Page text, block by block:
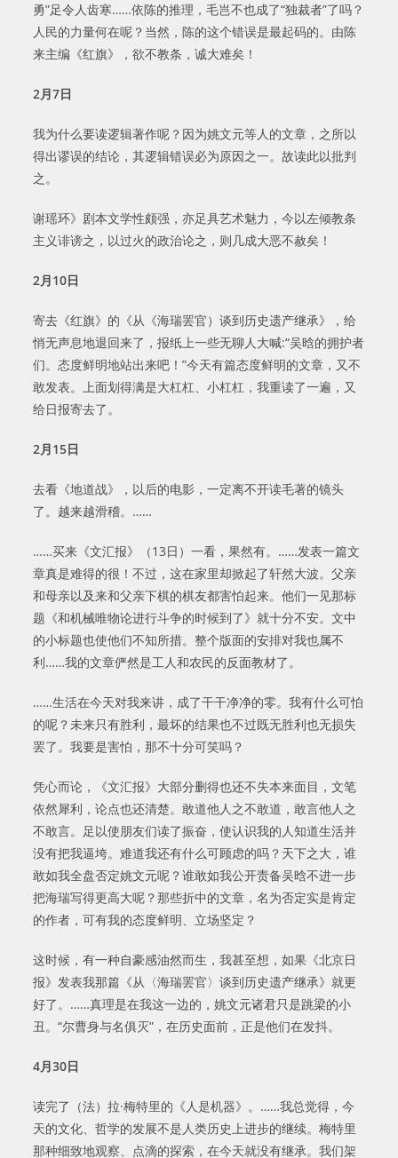
勇”足令人齿寒……依陈的推理，毛岂不也成了“独裁者”了吗？
人民的力量何在呢？当然，陈的这个错误是最起码的。由陈
来主编《红旗》，欲不教条，诚大难矣！
2月7日
我为什么要读逻辑著作呢？因为姚文元等人的文章，之所以
得出谬误的结论，其逻辑错误必为原因之一。故读此以批判
之。
谢瑶环》剧本文学性颇强，亦足具艺术魅力，今以左倾教条
主义诽谤之，以过火的政治论之，则几成大恶不赦矣！
2月10日
寄去《红旗》的《从《海瑞罢官）谈到历史遗产继承》，给
悄无声息地退回来了，报纸上一些无聊人大喊:“吴晗的拥护者
们。态度鲜明地站出来吧！”今天有篇态度鲜明的文章，又不
敢发表。上面划得满是大杠杠、小杠杠，我重读了一遍，又
给日报寄去了。
2月15日
去看《地道战》，以后的电影，一定离不开读毛著的镜头
了。越来越滑稽。……
……买来《文汇报》（13日）一看，果然有。……发表一篇文
章真是难得的很！不过，这在家里却掀起了轩然大波。父亲
和母亲以及来和父亲下棋的棋友都害怕起来。他们一见那标
题《和机械唯物论进行斗争的时候到了》就十分不安。文中
的小标题也使他们不知所措。整个版面的安排对我也属不
利……我的文章俨然是工人和农民的反面教材了。
……生活在今天对我来讲，成了干干净净的零。我有什么可怕
的呢？未来只有胜利，最坏的结果也不过既无胜利也无损失
罢了。我要是害怕，那不十分可笑吗？
凭心而论，《文汇报》大部分删得也还不失本来面目，文笔
依然犀利，论点也还清楚。敢道他人之不敢道，敢言他人之
不敢言。足以使朋友们读了振奋，使认识我的人知道生活并
没有把我逼垮。难道我还有什么可顾虑的吗？天下之大，谁
敢如我全盘否定姚文元呢？谁敢如我公开责备吴晗不进一步
把海瑞写得更高大呢？那些折中的文章，名为否定实是肯定
的作者，可有我的态度鲜明、立场坚定？
这时候，有一种自豪感油然而生，我甚至想，如果《北京日
报》发表我那篇《从〈海瑞罢官〉谈到历史遗产继承》就更
好了。……真理是在我这一边的，姚文元诸君只是跳梁的小
丑。“尔曹身与名俱灭”，在历史面前，正是他们在发抖。
4月30日
读完了（法）拉·梅特里的《人是机器》。……我总觉得，今
天的文化、哲学的发展不是人类历史上进步的继续。梅特里
那种细致地观察、点滴的探索，在今天就没有继承。我们架